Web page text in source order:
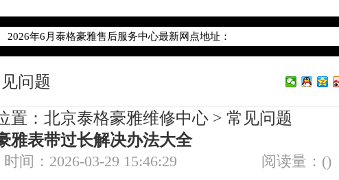
2026年6月泰格豪雅售后服务中心最新网点地址：
北京市东城区东长安街1号东方广场写字楼W3座6层602室（需提前预约）
节假日正常营业！
问题
置： 北京泰格豪雅维修中心 > 常见问题
雅表带过长解决办法大全
时间：2026-03-29 15:46:29 阅读量：()